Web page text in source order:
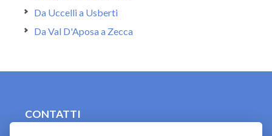
Da Uccelli a Usberti
Da Val D'Aposa a Zecca
CONTATTI